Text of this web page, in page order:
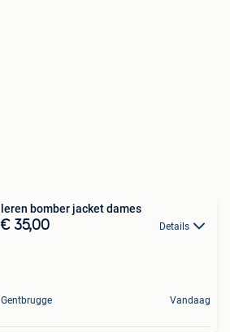
leren bomber jacket dames
€ 35,00 Details
Gentbrugge Vandaag